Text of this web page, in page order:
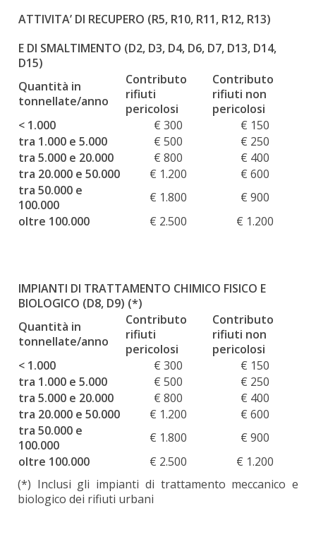
ATTIVITA’ DI RECUPERO (R5, R10, R11, R12, R13)
E DI SMALTIMENTO (D2, D3, D4, D6, D7, D13, D14,
D15)
Quantità in
tonnellate/anno
Contributo
rifiuti
pericolosi
Contributo
rifiuti non
pericolosi
< 1.000
€ 300
€ 150
tra 1.000 e 5.000
€ 500
€ 250
tra 5.000 e 20.000
€ 800
€ 400
tra 20.000 e 50.000
€ 1.200
€ 600
tra 50.000 e
100.000
€ 1.800
€ 900
oltre 100.000
€ 2.500 € 1.200
IMPIANTI DI TRATTAMENTO CHIMICO FISICO E
BIOLOGICO (D8, D9) (*)
Quantità in
tonnellate/anno
Contributo
rifiuti
pericolosi
Contributo
rifiuti non
pericolosi
< 1.000
€ 300
€ 150
tra 1.000 e 5.000
€ 500
€ 250
tra 5.000 e 20.000
€ 800
€ 400
tra 20.000 e 50.000
€ 1.200
€ 600
tra 50.000 e
100.000
€ 1.800
€ 900
oltre 100.000
€ 2.500
€ 1.200
(*) Inclusi gli impianti di trattamento meccanico e
biologico dei rifiuti urbani